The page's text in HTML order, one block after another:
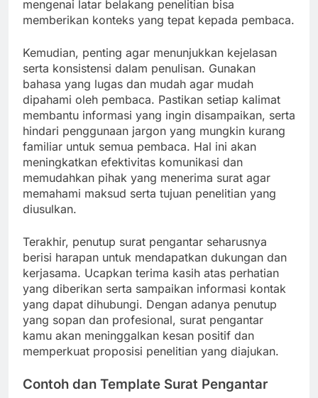
mengenai latar belakang penelitian bisa
memberikan konteks yang tepat kepada pembaca.
Kemudian, penting agar menunjukkan kejelasan
serta konsistensi dalam penulisan. Gunakan
bahasa yang lugas dan mudah agar mudah
dipahami oleh pembaca. Pastikan setiap kalimat
membantu informasi yang ingin disampaikan, serta
hindari penggunaan jargon yang mungkin kurang
familiar untuk semua pembaca. Hal ini akan
meningkatkan efektivitas komunikasi dan
memudahkan pihak yang menerima surat agar
memahami maksud serta tujuan penelitian yang
diusulkan.
Terakhir, penutup surat pengantar seharusnya
berisi harapan untuk mendapatkan dukungan dan
kerjasama. Ucapkan terima kasih atas perhatian
yang diberikan serta sampaikan informasi kontak
yang dapat dihubungi. Dengan adanya penutup
yang sopan dan profesional, surat pengantar
kamu akan meninggalkan kesan positif dan
memperkuat proposisi penelitian yang diajukan.
Contoh dan Template Surat Pengantar